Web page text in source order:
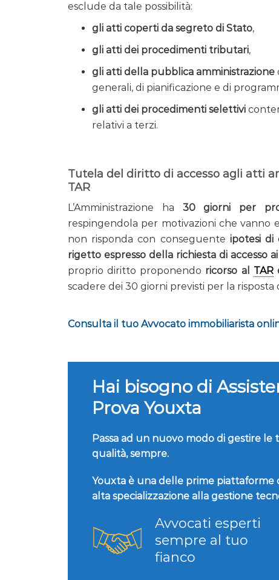
esclude da tale possibilità:
gli atti coperti da segreto di Stato,
gli atti dei procedimenti tributari,
gli atti della pubblica amministrazione
generali, di pianificazione e di
gli atti dei procedimenti selettivi
relativi a terzi.
Tutela del diritto di accesso agli atti
TAR
L’Amministrazione ha 30 giorni per
respingendola per motivazioni che vanno
non risponda con conseguente ipotesi di
rigetto espresso della richiesta di accesso
proprio diritto proponendo ricorso al TAR
scadere dei 30 giorni previsti per la risposta
Consulta il tuo Avvocato immobiliarista
Hai bisogno di
Prova Youxta
Passa ad un nuovo modo di gestire
qualità, sempre.
Youxta è una delle prime piattaforme
alta specializzazione alla gestione
Avvocati esperti
sempre al tuo
fianco